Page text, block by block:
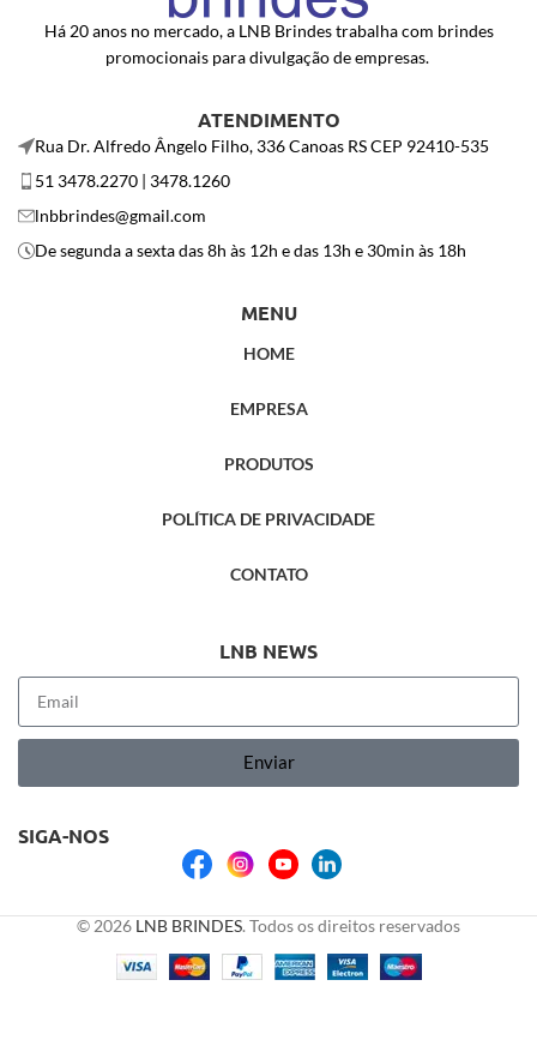
Há 20 anos no mercado, a LNB Brindes trabalha com brindes
promocionais para divulgação de empresas.
ATENDIMENTO
Rua Dr. Alfredo Ângelo Filho, 336 Canoas RS CEP 92410-535
51 3478.2270 | 3478.1260
lnbbrindes@gmail.com
De segunda a sexta das 8h às 12h e das 13h e 30min às 18h
MENU
HOME
EMPRESA
PRODUTOS
POLÍTICA DE PRIVACIDADE
CONTATO
LNB NEWS
Enviar
SIGA-NOS
© 2026 LNB BRINDES. Todos os direitos reservados